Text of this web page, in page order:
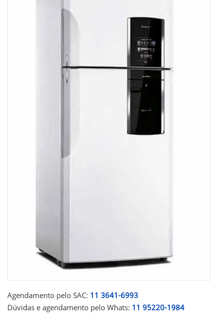
Agendamento pelo SAC: 11 3641-6993
Dúvidas e agendamento pelo Whats: 11 95220-1984